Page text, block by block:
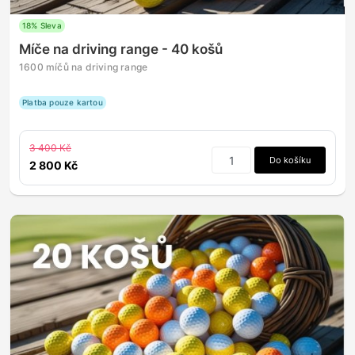
18% Sleva
Míče na driving range - 40 košů
1600 míčů na driving range
Platba pouze kartou
3 400 Kč
2 800 Kč Do košíku